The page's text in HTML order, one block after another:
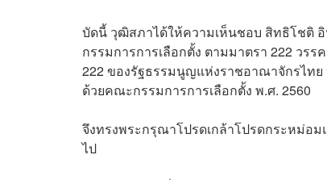
บัดนี้ วุฒิสภาได้ให้ความเห็นชอบ สิทธิโชติ
กรรมการการเลือกตั้ง ตามมาตรา 222 วร
222 ของรัฐธรรมนูญแห่งราชอาณาจักรไท
ด้วยคณะกรรมการการเลือกตั้ง พ.ศ. 2560
จึงทรงพระกรุณาโปรดเกล้าโปรดกระหม่อ
ไป